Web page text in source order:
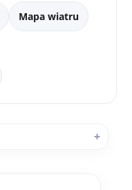
Mapa wiatru